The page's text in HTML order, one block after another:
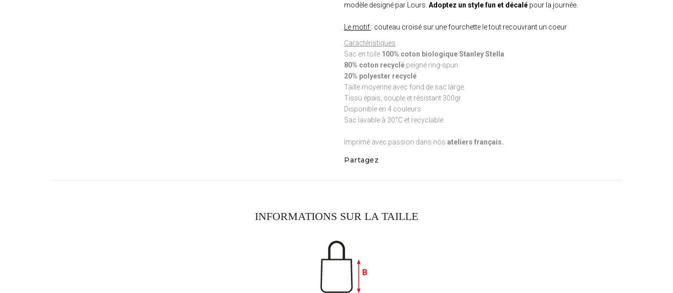
modèle designé par Lours. Adoptez un style fun et décalé pour la journée.
Le motif : couteau croisé sur une fourchette le tout recouvrant un coeur
Caractéristiques :
Sac en toile 100% coton biologique Stanley Stella
80% coton recyclé peigné ring-spun
20% polyester recyclé
Taille moyenne avec fond de sac large
Tissu épais, souple et résistant 300gr
Disponible en 4 couleurs
Sac lavable à 30°C et recyclable
Imprimé avec passion dans nos ateliers français.
Partagez
INFORMATIONS SUR LA TAILLE